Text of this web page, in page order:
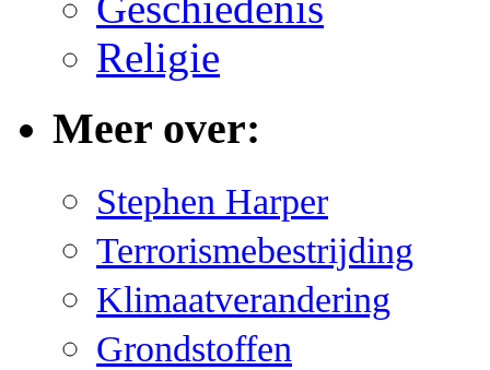
Religie
Meer over:
Stephen Harper
Terrorismebestrijding
Klimaatverandering
Grondstoffen